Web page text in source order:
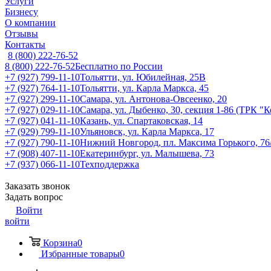
Бизнесу
О компании
Отзывы
Контакты
8 (800) 222-76-52
8 (800) 222-76-52Бесплатно по России
+7 (927) 799-11-10Тольятти, ул. Юбилейная, 25В
+7 (927) 764-11-10Тольятти, ул. Карла Маркса, 45
+7 (927) 299-11-10Самара, ул. Антонова-Овсеенко, 20
+7 (927) 029-11-10Самара, ул. Дыбенко, 30, секция 1-86 (ТРК
+7 (927) 041-11-10Казань, ул. Спартаковская, 14
+7 (929) 799-11-10Ульяновск, ул. Карла Маркса, 17
+7 (927) 790-11-10Нижний Новгород, пл. Максима Горького,
+7 (908) 407-11-10Екатеринбург, ул. Малышева, 73
+7 (937) 066-11-10Техподдержка
Заказать звонок
Задать вопрос
Войти
войти
Корзина0
Избранные товары0